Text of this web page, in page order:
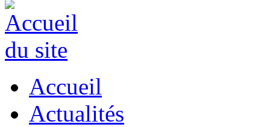
Accueil
Actualités